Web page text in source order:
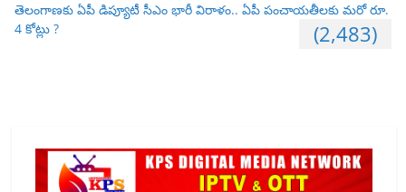
తెలంగాణకు ఏపీ డిప్యూటీ సీఎం భారీ విరాళం.. ఏపీ పంచాయతీలకు మరో రూ.
4 కోట్లు ?
(2,483)